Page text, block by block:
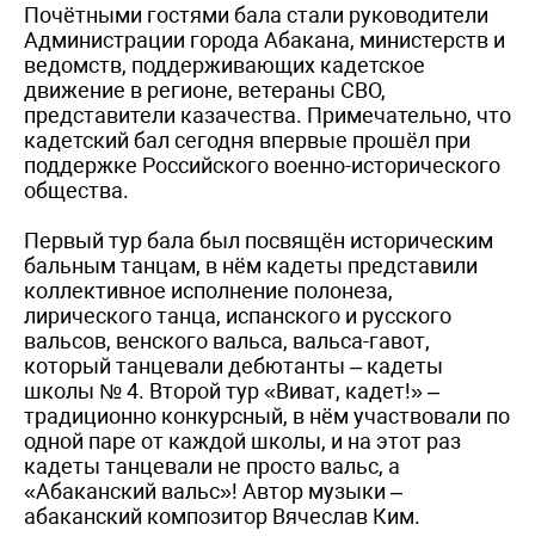
Почётными гостями бала стали руководители
Администрации города Абакана, министерств и
ведомств, поддерживающих кадетское
движение в регионе, ветераны СВО,
представители казачества. Примечательно, что
кадетский бал сегодня впервые прошёл при
поддержке Российского военно-исторического
общества.
Первый тур бала был посвящён историческим
бальным танцам, в нём кадеты представили
коллективное исполнение полонеза,
лирического танца, испанского и русского
вальсов, венского вальса, вальса-гавот,
который танцевали дебютанты – кадеты
школы № 4. Второй тур «Виват, кадет!» ­–
традиционно конкурсный, в нём участвовали по
одной паре от каждой школы, и на этот раз
кадеты танцевали не просто вальс, а
«Абаканский вальс»! Автор музыки –
абаканский композитор Вячеслав Ким.